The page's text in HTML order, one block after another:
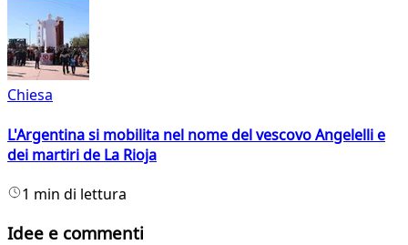
Chiesa
L'Argentina si mobilita nel nome del vescovo Angelelli e
dei martiri de La Rioja
1 min di lettura
Idee e commenti